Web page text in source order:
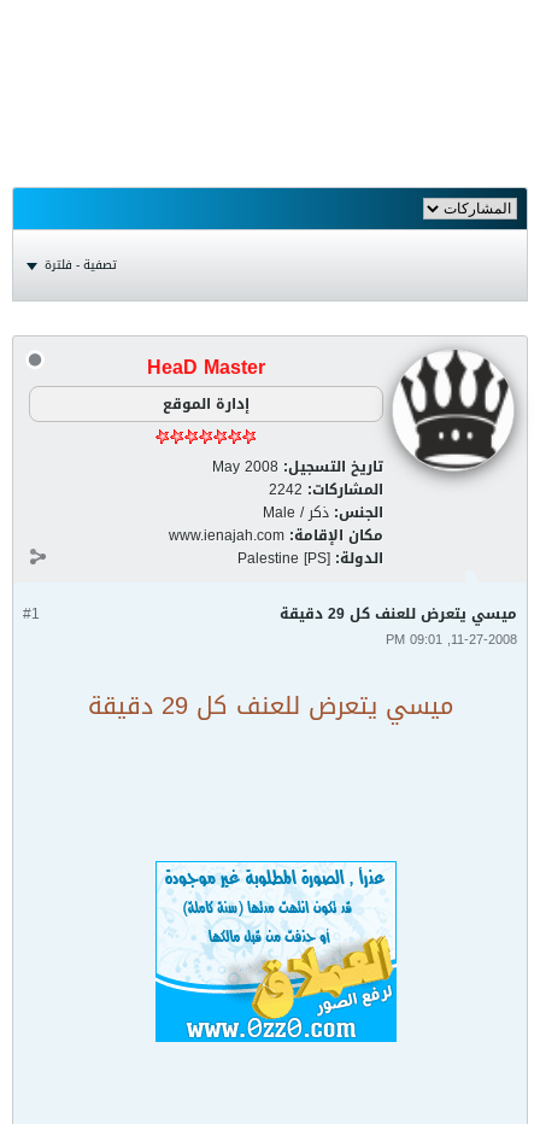
تصفية - فلترة
HeaD Master
إدارة الموقع
تاريخ التسجيل: May 2008
المشاركات: 2242
الجنس: ذكر / Male
مكان الإقامة: www.ienajah.com
الدولة: Palestine [PS]
#1 ميسي يتعرض للعنف كل 29 دقيقة
11-27-2008, 09:01 PM
ميسي يتعرض للعنف كل 29 دقيقة